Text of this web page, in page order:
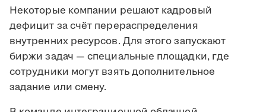
Некоторые компании решают кадровый
дефицит за счёт перераспределения
внутренних ресурсов. Для этого запускают
биржи задач — специальные площадки, где
сотрудники могут взять дополнительное
задание или смену.